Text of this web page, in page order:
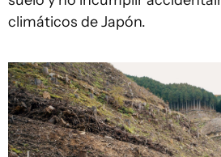
climáticos de Japón.